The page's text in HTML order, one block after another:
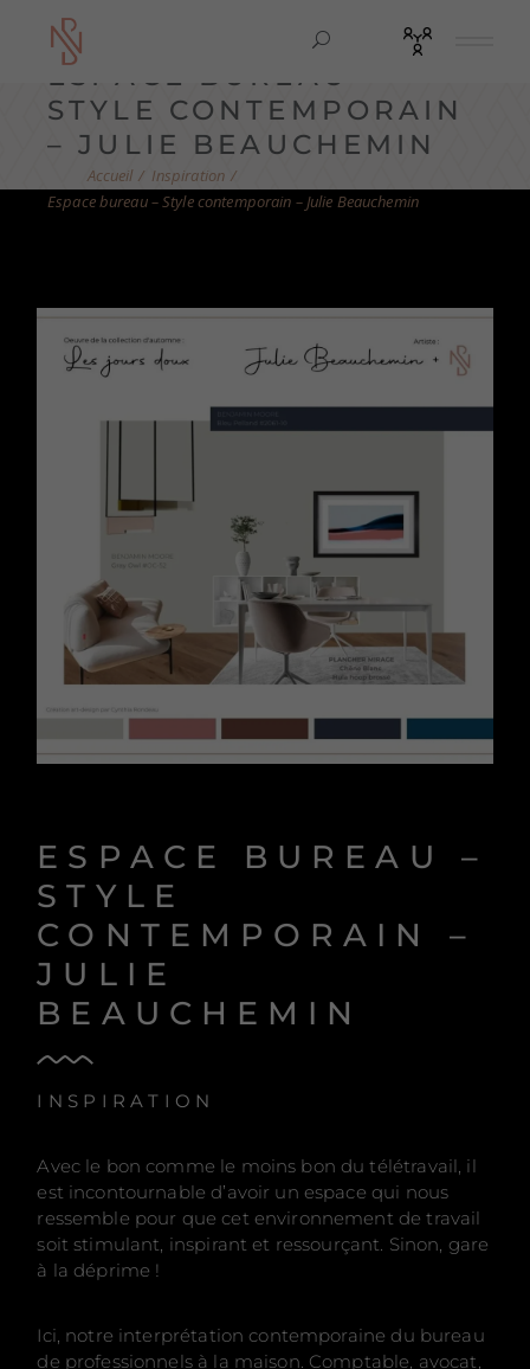
ESPACE BUREAU –
STYLE CONTEMPORAIN
– JULIE BEAUCHEMIN
Inspiration
Espace bureau – Style contemporain – Julie Beauchemin
ESPACE BUREAU –
STYLE
CONTEMPORAIN –
JULIE
BEAUCHEMIN
I N S P I R A T I O N
Avec le bon comme le moins bon du télétravail, il
est incontournable d’avoir un espace qui nous
ressemble pour que cet environnement de travail
soit stimulant, inspirant et ressourçant. Sinon, gare
à la déprime !
Ici, notre interprétation contemporaine du bureau
de professionnels à la maison. Comptable, avocat,